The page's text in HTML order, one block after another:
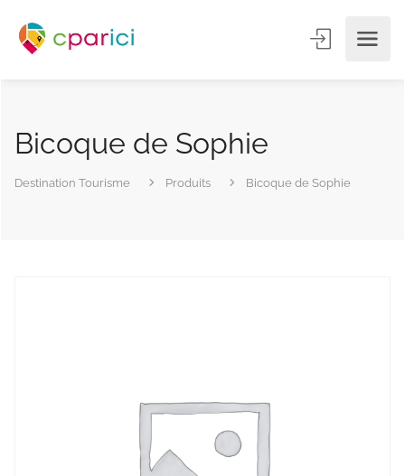
Bicoque de Sophie
Destination Tourisme Produits Bicoque de Sophie